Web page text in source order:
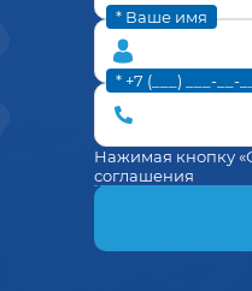
* Ваше имя
* +7 (___) ___-__-__
Нажимая кнопку
соглашения